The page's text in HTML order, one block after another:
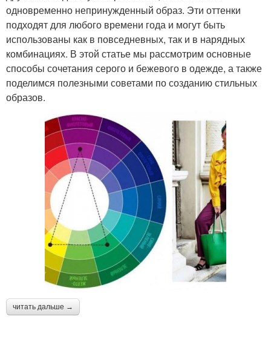
одновременно непринужденный образ. Эти оттенки
подходят для любого времени года и могут быть
использованы как в повседневных, так и в нарядных
комбинациях. В этой статье мы рассмотрим основные
способы сочетания серого и бежевого в одежде, а также
поделимся полезными советами по созданию стильных
образов.
читать дальше →